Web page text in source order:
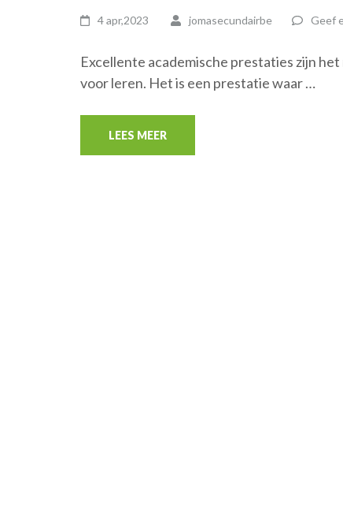
4 apr,2023 jomasecundairbe Geef
Excellente academische prestaties zijn
voor leren. Het is een prestatie waar …
LEES MEER